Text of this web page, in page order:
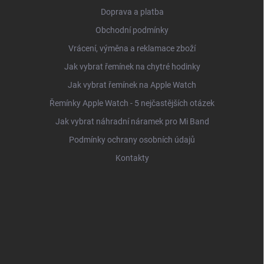
Doprava a platba
Obchodní podmínky
Vrácení, výměna a reklamace zboží
Jak vybrat řemínek na chytré hodinky
Jak vybrat řemínek na Apple Watch
Řemínky Apple Watch - 5 nejčastějších otázek
Jak vybrat náhradní náramek pro Mi Band
Podmínky ochrany osobních údajů
Kontakty